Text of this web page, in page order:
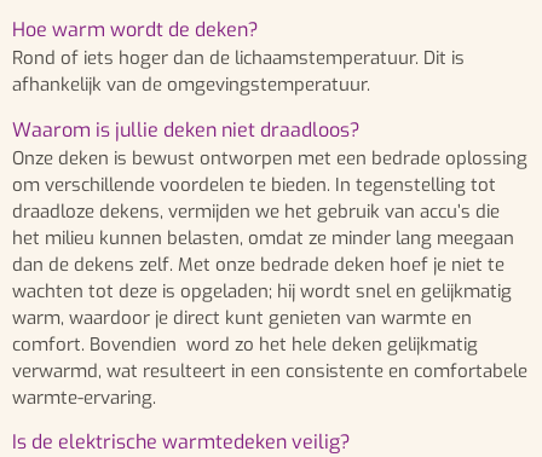
Hoe warm wordt de deken?
Rond of iets hoger dan de lichaamstemperatuur. Dit is
afhankelijk van de omgevingstemperatuur.
Waarom is jullie deken niet draadloos?
Onze deken is bewust ontworpen met een bedrade oplossing
om verschillende voordelen te bieden. In tegenstelling tot
draadloze dekens, vermijden we het gebruik van accu’s die
het milieu kunnen belasten, omdat ze minder lang meegaan
dan de dekens zelf. Met onze bedrade deken hoef je niet te
wachten tot deze is opgeladen; hij wordt snel en gelijkmatig
warm, waardoor je direct kunt genieten van warmte en
comfort. Bovendien word zo het hele deken gelijkmatig
verwarmd, wat resulteert in een consistente en comfortabele
warmte-ervaring.
Is de elektrische warmtedeken veilig?